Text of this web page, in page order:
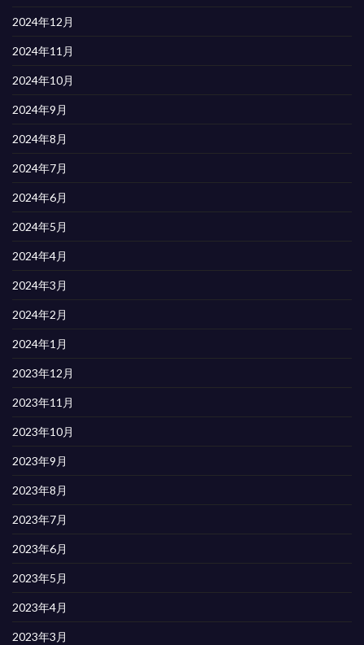
2024年12月
2024年11月
2024年10月
2024年9月
2024年8月
2024年7月
2024年6月
2024年5月
2024年4月
2024年3月
2024年2月
2024年1月
2023年12月
2023年11月
2023年10月
2023年9月
2023年8月
2023年7月
2023年6月
2023年5月
2023年4月
2023年3月